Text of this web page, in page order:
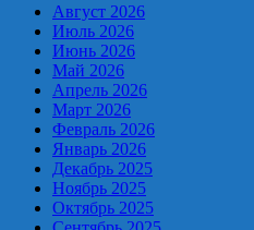
Август 2026
Июль 2026
Июнь 2026
Май 2026
Апрель 2026
Март 2026
Февраль 2026
Январь 2026
Декабрь 2025
Ноябрь 2025
Октябрь 2025